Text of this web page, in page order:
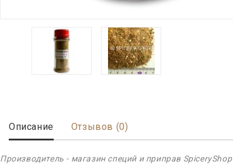
Описание Отзывов (0)
Производитель - магазин специй и приправ SpiceryShop